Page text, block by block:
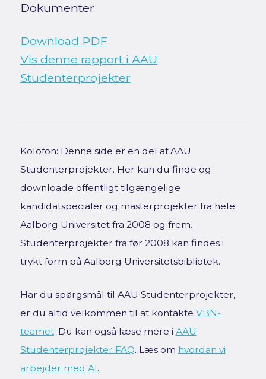
Dokumenter
Download PDF
Vis denne rapport i AAU
Studenterprojekter
Kolofon: Denne side er en del af AAU
Studenterprojekter. Her kan du finde og
downloade offentligt tilgængelige
kandidatspecialer og masterprojekter fra hele
Aalborg Universitet fra 2008 og frem.
Studenterprojekter fra før 2008 kan findes i
trykt form på Aalborg Universitetsbibliotek.
Har du spørgsmål til AAU Studenterprojekter,
er du altid velkommen til at kontakte VBN-
teamet. Du kan også læse mere i AAU
Studenterprojekter FAQ. Læs om hvordan vi
arbejder med AI.